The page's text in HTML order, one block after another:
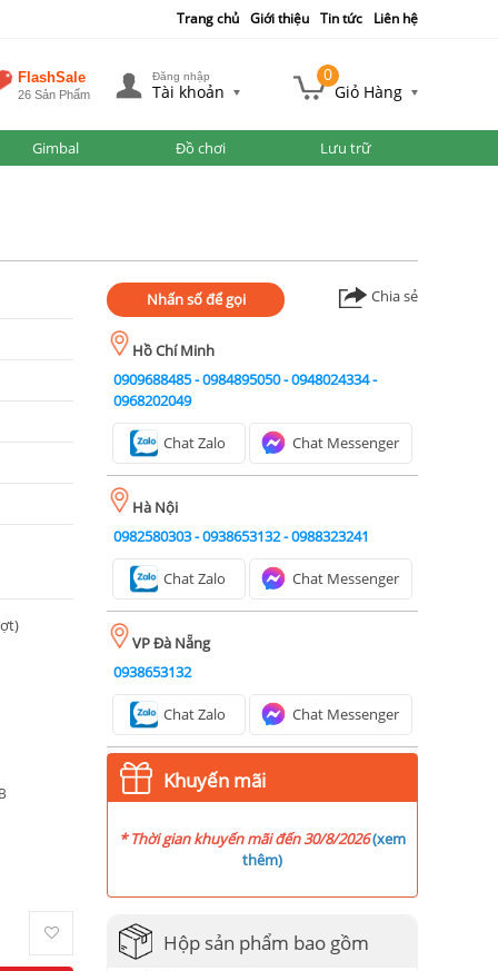
Trang chủ Giới thiệu Tin tức Liên hệ
FlashSale
26 Sản Phẩm
Đăng nhập
Tài khoản
0
Giỏ Hàng
Gimbal Đồ chơi Lưu trữ
Nhấn số để gọi Chia sẻ
Hồ Chí Minh
0909688485-0984895050-0948024334-
0968202049
Chat Zalo Chat Messenger
Hà Nội
0982580303-0938653132-0988323241
Chat Zalo Chat Messenger
VP Đà Nẵng
0938653132
Chat Zalo Chat Messenger
Khuyến mãi
* Thời gian khuyến mãi đến 30/8/2026(xem
thêm)
Hộp sản phẩm bao gồm